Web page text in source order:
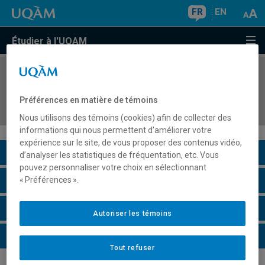
FR EN
Étudier à l'UQAM
COURS//
mode
Description du cours
Horaire - Été 2026
Horaire - Automne 2026
Horaire - Hiver 2027
Préférences en matière de témoins
Nous utilisons des témoins (cookies) afin de collecter des
informations qui nous permettent d’améliorer votre
expérience sur le site, de vous proposer des contenus vidéo,
d’analyser les statistiques de fréquentation, etc. Vous
pouvez personnaliser votre choix en sélectionnant
« Préférences ».
Tout refuser
Autoriser les témoins